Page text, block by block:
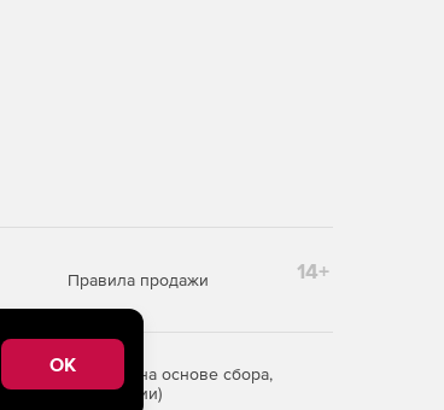
Правила продажи 14+
информации на основе сбора,
Федерации)
OK